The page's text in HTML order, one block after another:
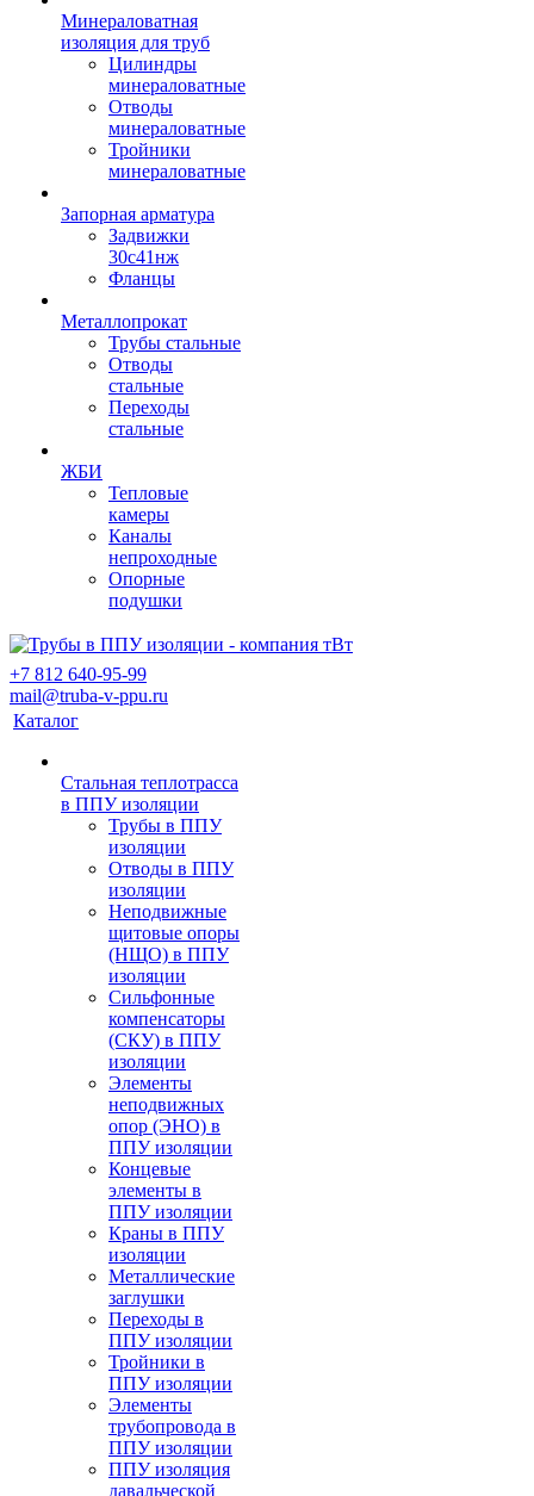
Минераловатная
изоляция для труб
Цилиндры
минераловатные
Отводы
минераловатные
Тройники
минераловатные
Запорная арматура
Задвижки
30с41нж
Фланцы
Металлопрокат
Трубы стальные
Отводы
стальные
Переходы
стальные
ЖБИ
Тепловые
камеры
Каналы
непроходные
Опорные
подушки
+7 812 640-95-99
mail@truba-v-ppu.ru
Каталог
Стальная теплотрасса
в ППУ изоляции
Трубы в ППУ
изоляции
Отводы в ППУ
изоляции
Неподвижные
щитовые опоры
(НЩО) в ППУ
изоляции
Cильфонные
компенсаторы
(СКУ) в ППУ
изоляции
Элементы
неподвижных
опор (ЭНО) в
ППУ изоляции
Концевые
элементы в
ППУ изоляции
Краны в ППУ
изоляции
Металлические
заглушки
Переходы в
ППУ изоляции
Тройники в
ППУ изоляции
Элементы
трубопровода в
ППУ изоляции
ППУ изоляция
давальческой